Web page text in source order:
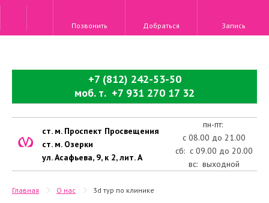
Позвонить Добраться Запись
+7 (812) 242-53-50
моб. т. +7 931 270 17 32
ст. м. Проспект Просвещения
ст. м. Озерки
ул. Асафьева, 9, к 2, лит. А
пн-пт:
с 08.00 до 21.00
сб: с 09.00 до 20.00
вс: выходной
Главная О нас 3d тур по клинике